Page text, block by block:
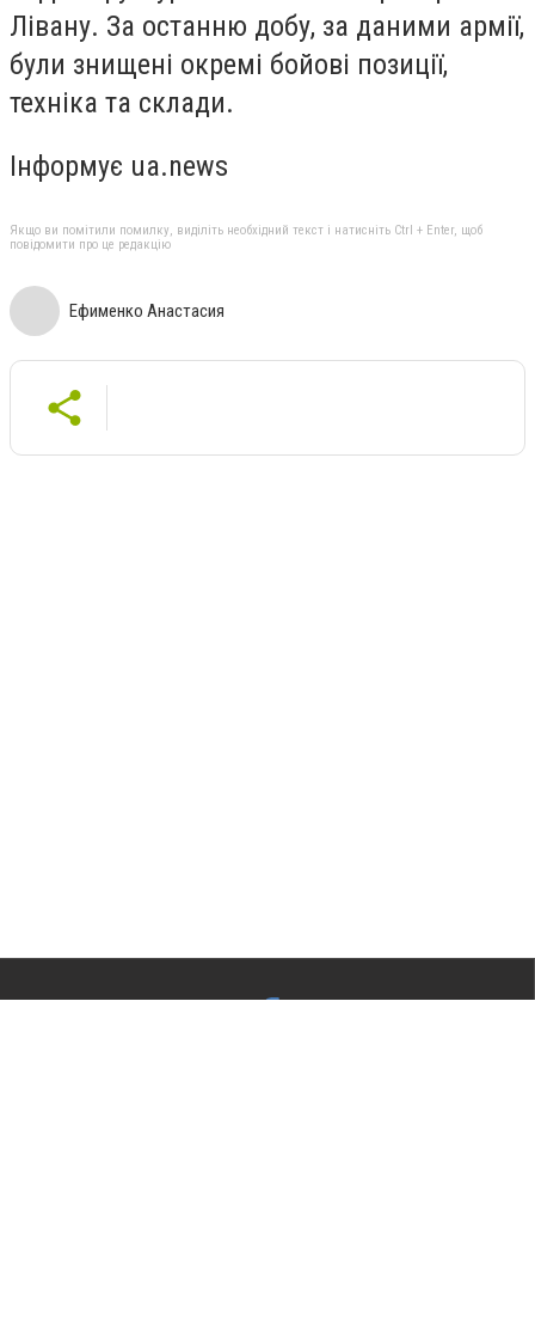
Лівану. За останню добу, за даними армії,
були знищені окремі бойові позиції,
техніка та склади.
Інформує ua.news
Якщо ви помітили помилку, виділіть необхідний текст і натисніть Ctrl + Enter, щоб
повідомити про це редакцію
Ефименко Анастасия